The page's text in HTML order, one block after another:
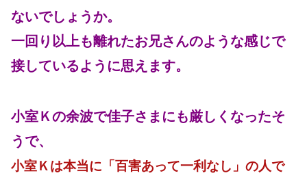
ないでしょうか。
一回り以上も離れたお兄さんのような感じで
接しているように思えます。
小室Ｋの余波で佳子さまにも厳しくなったそ
うで、
小室Ｋは本当に「百害あって一利なし」の人で